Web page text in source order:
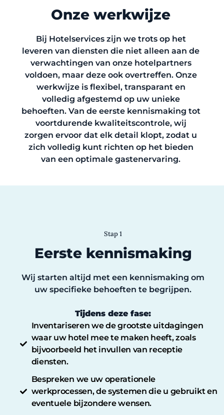
Onze werkwijze
Bij Hotelservices zijn we trots op het
leveren van diensten die niet alleen aan de
verwachtingen van onze hotelpartners
voldoen, maar deze ook overtreffen. Onze
werkwijze is flexibel, transparant en
volledig afgestemd op uw unieke
behoeften. Van de eerste kennismaking tot
voortdurende kwaliteitscontrole, wij
zorgen ervoor dat elk detail klopt, zodat u
zich volledig kunt richten op het bieden
van een optimale gastenervaring.
Stap 1
Eerste kennismaking
Wij starten altijd met een kennismaking om
uw specifieke behoeften te begrijpen.
Tijdens deze fase:
Inventariseren we de grootste uitdagingen
waar uw hotel mee te maken heeft, zoals
bijvoorbeeld het invullen van receptie
diensten.
Bespreken we uw operationele
werkprocessen, de systemen die u gebruikt en
eventuele bijzondere wensen.